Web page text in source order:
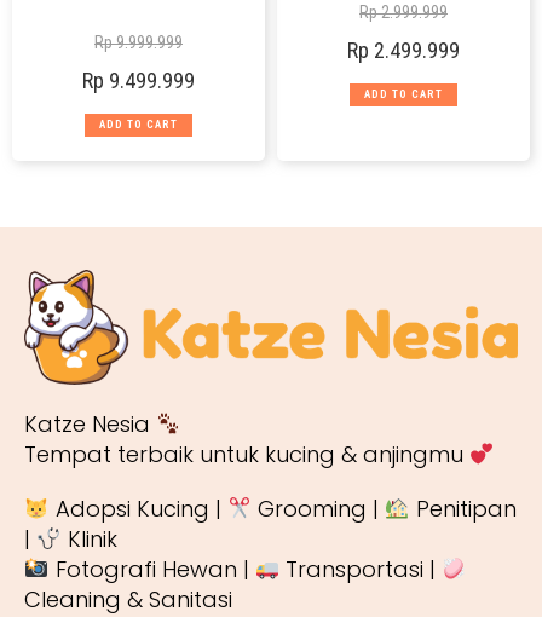
Rp9.999.999
Rp 9.499.999
ADD TO CART
Rp2.999.999
Rp 2.499.999
ADD TO CART
Katze Nesia
Tempat terbaik untuk kucing & anjingmu
Adopsi Kucing |
Grooming |
Penitipan
|
Klinik
Fotografi Hewan |
Transportasi |
Cleaning & Sanitasi